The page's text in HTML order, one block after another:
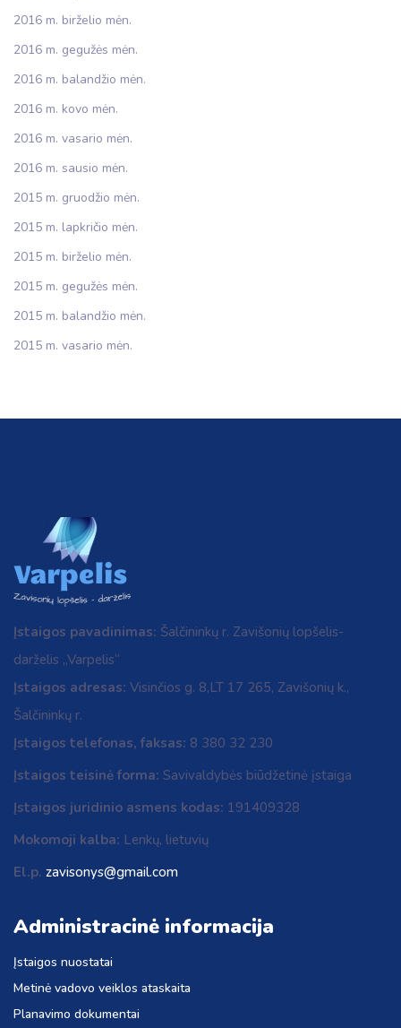
2016 m. birželio mėn.
2016 m. gegužės mėn.
2016 m. balandžio mėn.
2016 m. kovo mėn.
2016 m. vasario mėn.
2016 m. sausio mėn.
2015 m. gruodžio mėn.
2015 m. lapkričio mėn.
2015 m. birželio mėn.
2015 m. gegužės mėn.
2015 m. balandžio mėn.
2015 m. vasario mėn.
Įstaigos pavadinimas: Šalčininkų r. Zavišonių lopšelis-
darželis „Varpelis“
Įstaigos adresas: Visinčios g. 8,LT 17 265, Zavišonių k.,
Šalčininkų r.
Įstaigos telefonas, faksas: 8 380 32 230
Įstaigos teisinė forma: Savivaldybės biūdžetinė įstaiga
Įstaigos juridinio asmens kodas: 191409328
Mokomoji kalba: Lenkų, lietuvių
El.p. zavisonys@gmail.com
Administracinė informacija
Įstaigos nuostatai
Metinė vadovo veiklos ataskaita
Planavimo dokumentai